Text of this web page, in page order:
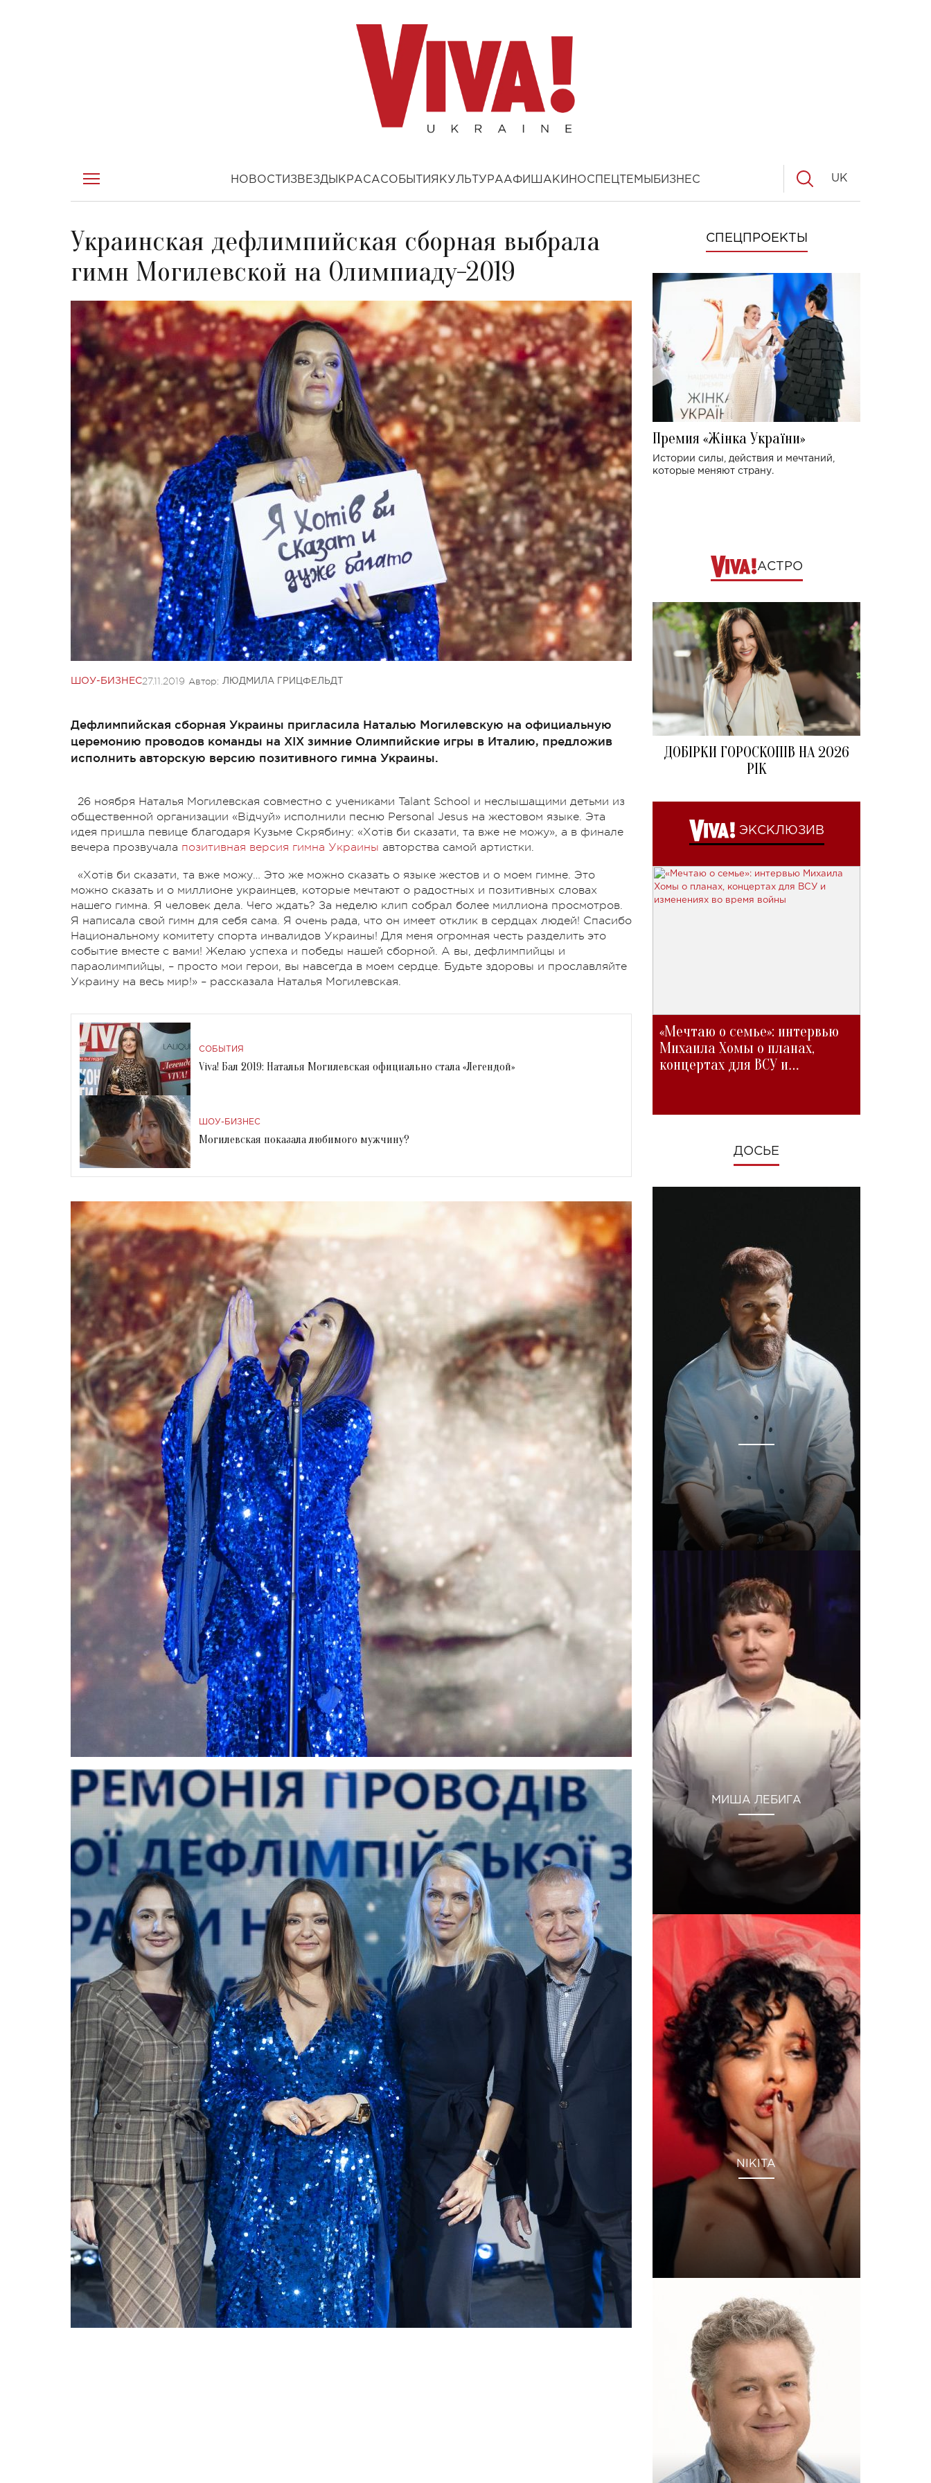
НОВОСТИ ЗВЕЗДЫ КРАСАСОБЫТИЯ КУЛЬТУРААФИША КИНОСПЕЦТЕМЫ БИЗНЕС UK
Украинская дефлимпийская сборная выбрала
гимн Могилевской на Олимпиаду-2019
ШОУ-БИЗНЕС27.11.2019 Автор: ЛЮДМИЛА ГРИЦФЕЛЬДТ
Дефлимпийская сборная Украины пригласила Наталью Могилевскую на официальную
церемонию проводов команды на XIX зимние Олимпийские игры в Италию, предложив
исполнить авторскую версию позитивного гимна Украины.
26 ноября Наталья Могилевская совместно с учениками Talant School и неслышащими детьми из
общественной организации «Відчуй» исполнили песню Personal Jesus на жестовом языке. Эта
идея пришла певице благодаря Кузьме Скрябину: «Хотів би сказати, та вже не можу», а в финале
вечера прозвучала позитивная версия гимна Украины авторства самой артистки.
«Хотів би сказати, та вже можу… Это же можно сказать о языке жестов и о моем гимне. Это
можно сказать и о миллионе украинцев, которые мечтают о радостных и позитивных словах
нашего гимна. Я человек дела. Чего ждать? За неделю клип собрал более миллиона просмотров.
Я написала свой гимн для себя сама. Я очень рада, что он имеет отклик в сердцах людей! Спасибо
Национальному комитету спорта инвалидов Украины! Для меня огромная честь разделить это
событие вместе с вами! Желаю успеха и победы нашей сборной. А вы, дефлимпийцы и
параолимпийцы, – просто мои герои, вы навсегда в моем сердце. Будьте здоровы и прославляйте
Украину на весь мир!» – рассказала Наталья Могилевская.
СОБЫТИЯ
Viva! Бал 2019: Наталья Могилевская официально стала «Легендой»
ШОУ-БИЗНЕС
Могилевская показала любимого мужчину?
СПЕЦПРОЕКТЫ
Премия «Жінка України»
Истории силы, действия и мечтаний,
которые меняют страну.
АСТРО
ДОБІРКИ ГОРОСКОПІВ НА 2026
РІК
ЭКСКЛЮЗИВ
«Мечтаю о семье»: интервью
Михаила Хомы о планах,
концертах для ВСУ и
ДОСЬЕ
МИША ЛЕБИГА
NIKITA